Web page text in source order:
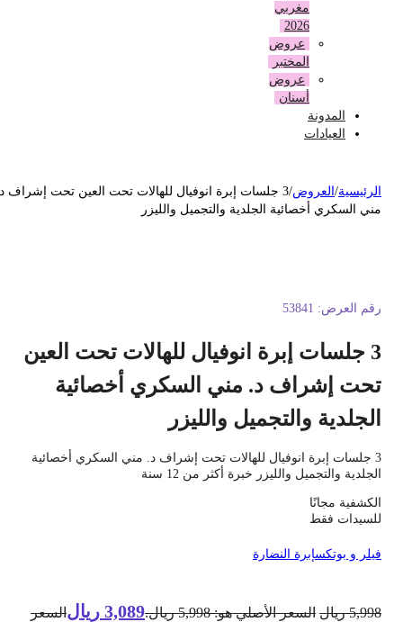
مغربي
عروض
المختبر
عروض
أسنان
المدونة
العيادات
/العروض
3 جلسات إبرة انوفيال للهالات تحت العين تحت إشراف د.
السكري أخصائية الجلدية والتجميل والليزر
العرض: 53841
3 جلسات إبرة انوفيال للهالات تحت العين
إشراف د. مني السكري أخصائية
والتجميل والليزر
3 جلسات إبرة انوفيال للهالات تحت إشراف د. مني السكري أخصائية
والتجميل والليزر خبرة أكثر من 12 سنة
مجانًا
فقط
و بوتكسإبرة النضارة
ريال السعر الأصلي هو: 5,998 ريال. 3,089 ريال السعر